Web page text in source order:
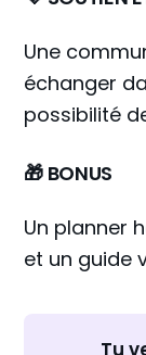
Une
échanger
possibilité
🎁 BONUS
Un planner
et un guide
Tu